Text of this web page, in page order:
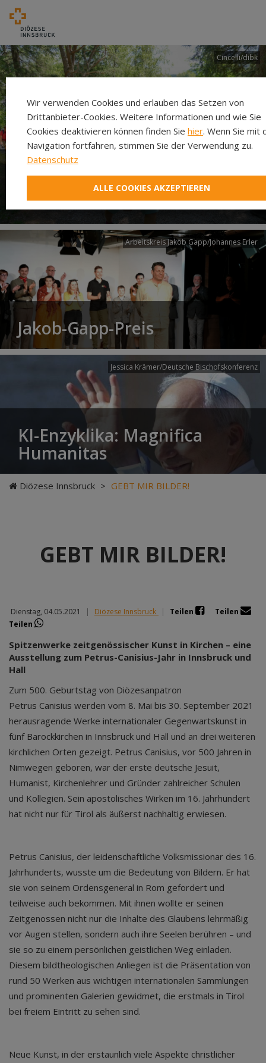
Cincelli/dibk
Neuer Pilgerweg Via
Laudato si’
Arbeitskreis Jakob Gapp/Johannes Erler
Jakob-Gapp-Preis
Jessica Krämer/Deutsche Bischofskonferenz
KI-Enzyklika: Magnifica
Humanitas
Diözese Innsbruck > GEBT MIR BILDER!
GEBT MIR BILDER!
Dienstag, 04.05.2021 | Diözese Innsbruck | Teilen
Teilen
Teilen
Spitzenwerke zeitgenössischer Kunst in Kirchen – eine
Ausstellung zum Petrus-Canisius-Jahr in Innsbruck und
Hall
Zum 500. Geburtstag von Diözesanpatron
Petrus Canisius werden vom 8. Mai bis 30. September 2021
herausragende Werke internationaler Gegenwartskunst in
fünf Barockkirchen in Innsbruck und Hall und an drei weiteren
kirchlichen Orten gezeigt. Petrus Canisius, vor 500 Jahren in
Nimwegen geboren, war der erste deutsche Jesuit,
Humanist, Kirchenlehrer und Gründer zahlreicher Schulen
und Kollegien. Sein apostolisches Wirken im 16. Jahrhundert
hat nicht nur für Tirol als äußerst nachhaltig erwiesen.
Petrus Canisius, der leidenschaftliche Volksmissionar des 16.
Jahrhunderts, wusste um die Bedeutung von Bildern. Er hat
sie von seinem Ordensgeneral in Rom gefordert und
teilweise auch bekommen. Mit ihnen wollte er seinen
Zeitgenossen nicht nur die Inhalte des Glaubens lehrmäßig
vor Augen stellen, sondern auch ihre Seelen berühren – und
sie so zu einem persönlichen geistlichen Weg einladen.
Diesem bildtheologischen Anliegen ist die Präsentation von
rund 50 Werken aus wichtigen internationalen Sammlungen
und prominenten Galerien gewidmet, die erstmals in Tirol
bei freiem Eintritt zu sehen sind.
Neue Kunst, in der erstaunlich viele Aspekte christlicher
Wir verwenden Cookies und erlauben das Setzen von
Drittanbieter-Cookies. Weitere Informationen und wie Sie
Cookies deaktivieren können finden Sie hier. Wenn Sie mit
Navigation fortfahren, stimmen Sie der Verwendung zu.
Datenschutz
ALLE COOKIES AKZEPTIEREN